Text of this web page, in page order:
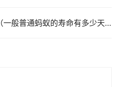
般普通蚂蚁的寿命有多少天）